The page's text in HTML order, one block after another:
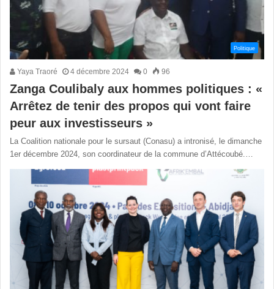
Politique
Yaya Traoré 4 décembre 2024 0 96
Zanga Coulibaly aux hommes politiques : «
Arrêtez de tenir des propos qui vont faire
peur aux investisseurs »
La Coalition nationale pour le sursaut (Conasu) a intronisé, le dimanche
1er décembre 2024, son coordinateur de la commune d’Attécoubé.…